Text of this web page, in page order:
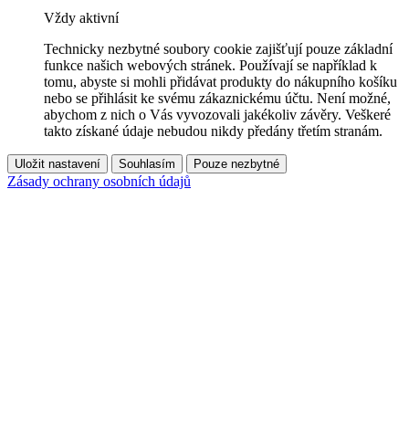
Vždy aktivní
Technicky nezbytné soubory cookie zajišťují pouze základní
funkce našich webových stránek. Používají se například k
tomu, abyste si mohli přidávat produkty do nákupního košíku
nebo se přihlásit ke svému zákaznickému účtu. Není možné,
abychom z nich o Vás vyvozovali jakékoliv závěry. Veškeré
takto získané údaje nebudou nikdy předány třetím stranám.
Uložit nastavení Souhlasím Pouze nezbytné
Zásady ochrany osobních údajů